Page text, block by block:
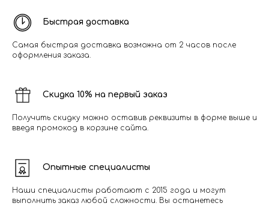
Быстрая доставка
Самая быстрая доставка возможна от 2 часов после
оформления заказа.
Скидка 10% на первый заказ
Получить скидку можно оставив реквизиты в форме выше и
введя промокод в корзине сайта.
Опытные специалисты
Наши специалисты работают с 2015 года и могут
выполнить заказ любой сложности. Вы останетесь